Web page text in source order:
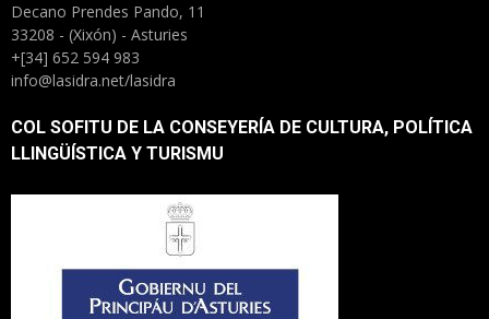
Decano Prendes Pando, 11
33208 - (Xixón) - Asturies
+[34] 652 594 983
info@lasidra.net/lasidra
COL SOFITU DE LA CONSEYERÍA DE CULTURA, POLÍTICA
LLINGÜÍSTICA Y TURISMU